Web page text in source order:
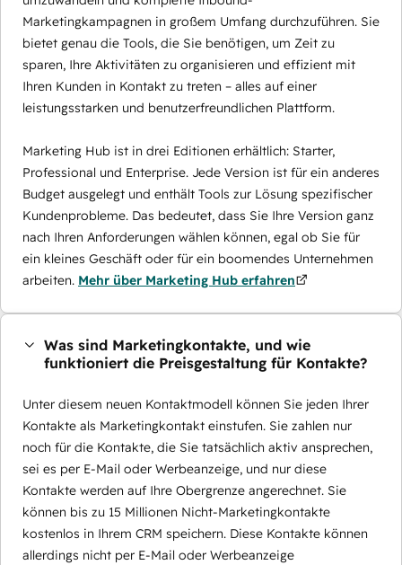
Marketingkampagnen in großem Umfang durchzuführen. Sie
bietet genau die Tools, die Sie benötigen, um Zeit zu
sparen, Ihre Aktivitäten zu organisieren und effizient mit
Ihren Kunden in Kontakt zu treten – alles auf einer
leistungsstarken und benutzerfreundlichen Plattform.
Marketing Hub ist in drei Editionen erhältlich: Starter,
Professional und Enterprise. Jede Version ist für ein anderes
Budget ausgelegt und enthält Tools zur Lösung spezifischer
Kundenprobleme. Das bedeutet, dass Sie Ihre Version ganz
nach Ihren Anforderungen wählen können, egal ob Sie für
ein kleines Geschäft oder für ein boomendes Unternehmen
arbeiten. Mehr über Marketing Hub erfahren
Was sind Marketingkontakte, und wie
funktioniert die Preisgestaltung für Kontakte?
Unter diesem neuen Kontaktmodell können Sie jeden Ihrer
Kontakte als Marketingkontakt einstufen. Sie zahlen nur
noch für die Kontakte, die Sie tatsächlich aktiv ansprechen,
sei es per E-Mail oder Werbeanzeige, und nur diese
Kontakte werden auf Ihre Obergrenze angerechnet. Sie
können bis zu 15 Millionen Nicht-Marketingkontakte
kostenlos in Ihrem CRM speichern. Diese Kontakte können
allerdings nicht per E-Mail oder Werbeanzeige